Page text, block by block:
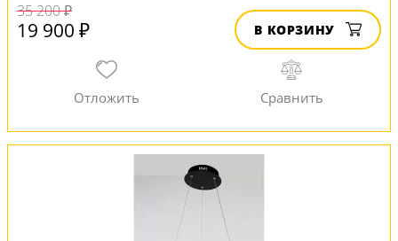
35 200 ₽
19 900 ₽ В КОРЗИНУ